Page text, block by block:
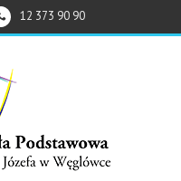
12 373 90 90